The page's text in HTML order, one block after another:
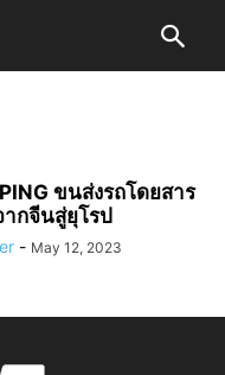
ขนส่งรถโดยสาร
กจีนสู่ยุโรป
- May 12, 2023